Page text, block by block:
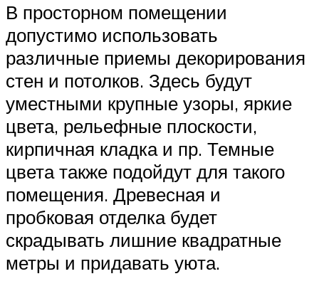
В просторном помещении
допустимо использовать
различные приемы декорирования
стен и потолков. Здесь будут
уместными крупные узоры, яркие
цвета, рельефные плоскости,
кирпичная кладка и пр. Темные
цвета также подойдут для такого
помещения. Древесная и
пробковая отделка будет
скрадывать лишние квадратные
метры и придавать уюта.